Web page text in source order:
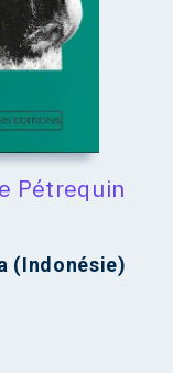
Pétrequin
(Indonésie)